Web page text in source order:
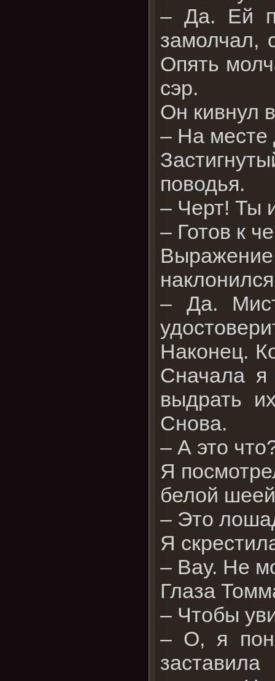
– Да. Ей
замолчал,
Опять
сэр.
Он кивнул
– На месте
поводья.
– Черт! Ты
– Готов к
– Да.
Наконец.
Сначала я
выдрать
Снова.
– А это
Я
белой
– Это
Я
– Вау. Не
Глаза
– Чтобы
– О, я